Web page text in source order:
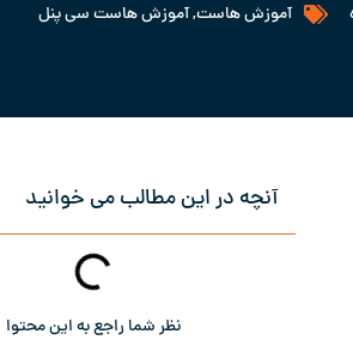
آموزش هاست,آموزش هاست سی پنل
آنچه در این مطالب می خوانید
نظر شما راجع به این محتوا